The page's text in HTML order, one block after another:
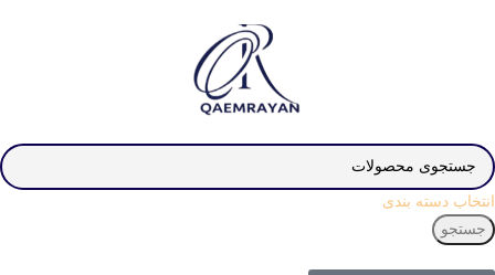
انتخاب دسته بندی
جستجو